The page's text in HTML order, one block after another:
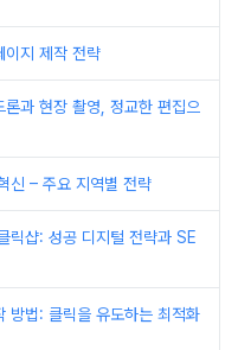
이지 제작 전략
과 현장 촬영, 정교한 편집으
신 – 주요 지역별 전략
릭샵: 성공 디지털 전략과 SE
방법: 클릭을 유도하는 최적화